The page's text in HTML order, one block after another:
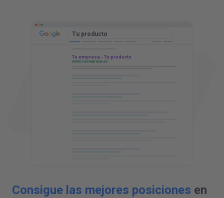
Consigue las mejores posiciones en
Tu producto